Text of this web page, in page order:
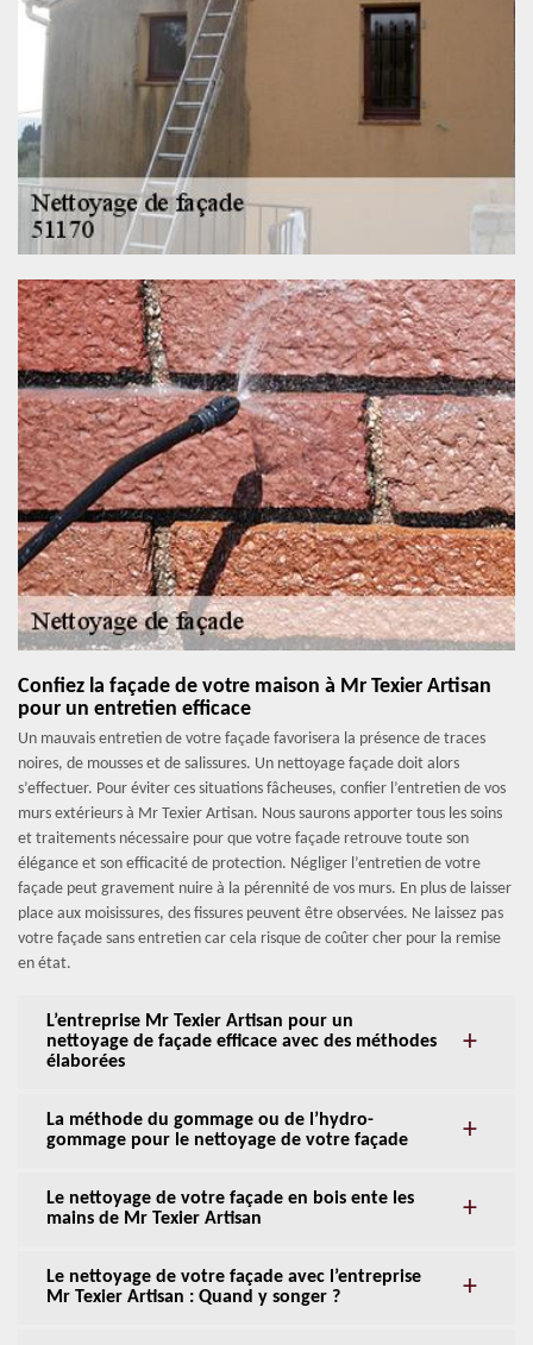
Confiez la façade de votre maison à Mr Texier Artisan
pour un entretien efficace
Un mauvais entretien de votre façade favorisera la présence de traces
noires, de mousses et de salissures. Un nettoyage façade doit alors
s’effectuer. Pour éviter ces situations fâcheuses, confier l’entretien de vos
murs extérieurs à Mr Texier Artisan. Nous saurons apporter tous les soins
et traitements nécessaire pour que votre façade retrouve toute son
élégance et son efficacité de protection. Négliger l’entretien de votre
façade peut gravement nuire à la pérennité de vos murs. En plus de laisser
place aux moisissures, des fissures peuvent être observées. Ne laissez pas
votre façade sans entretien car cela risque de coûter cher pour la remise
en état.
L’entreprise Mr Texier Artisan pour un
nettoyage de façade efficace avec des méthodes
élaborées
La méthode du gommage ou de l’hydro-
gommage pour le nettoyage de votre façade
Le nettoyage de votre façade en bois ente les
mains de Mr Texier Artisan
Le nettoyage de votre façade avec l’entreprise
Mr Texier Artisan : Quand y songer ?